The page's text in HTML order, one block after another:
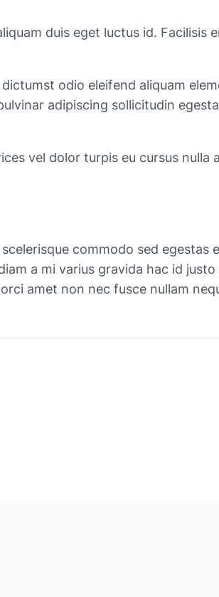
duis eget luctus id.
odio eleifend aliquam
adipiscing sollicitudin
vel dolor turpis eu cursus nulla
commodo sed
a mi varius gravida hac id
amet non nec fusce nullam